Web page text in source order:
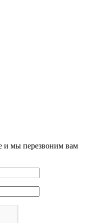
и мы перезвоним вам